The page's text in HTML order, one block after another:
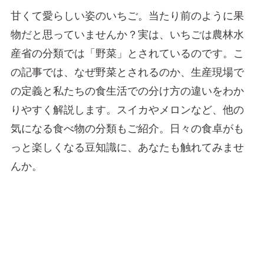
甘くて愛らしい姿のいちご。当たり前のように果
物だと思っていませんか？実は、いちごは農林水
産省の分類では「野菜」とされているのです。こ
の記事では、なぜ野菜とされるのか、生産現場で
の定義と私たちの食生活での分け方の違いをわか
りやすく解説します。スイカやメロンなど、他の
気になる食べ物の分類もご紹介。日々の食卓がも
っと楽しくなる豆知識に、あなたも触れてみませ
んか。